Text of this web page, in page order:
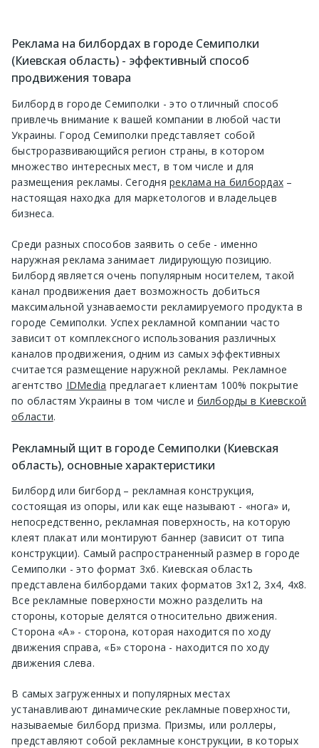
Реклама на билбордах в городе Семиполки
(Киевская область) - эффективный способ
продвижения товара
Билборд в городе Семиполки - это отличный способ
привлечь внимание к вашей компании в любой части
Украины. Город Семиполки представляет собой
быстроразвивающийся регион страны, в котором
множество интересных мест, в том числе и для
размещения рекламы. Сегодня реклама на билбордах –
настоящая находка для маркетологов и владельцев
бизнеса.
Среди разных способов заявить о себе - именно
наружная реклама занимает лидирующую позицию.
Билборд является очень популярным носителем, такой
канал продвижения дает возможность добиться
максимальной узнаваемости рекламируемого продукта в
городе Семиполки. Успех рекламной компании часто
зависит от комплексного использования различных
каналов продвижения, одним из самых эффективных
считается размещение наружной рекламы. Рекламное
агентство IDMedia предлагает клиентам 100% покрытие
по областям Украины в том числе и билборды в Киевской
области.
Рекламный щит в городе Семиполки (Киевская
область), основные характеристики
Билборд или бигборд – рекламная конструкция,
состоящая из опоры, или как еще называют - «нога» и,
непосредственно, рекламная поверхность, на которую
клеят плакат или монтируют баннер (зависит от типа
конструкции). Самый распространенный размер в городе
Семиполки - это формат 3х6. Киевская область
представлена билбордами таких форматов 3х12, 3х4, 4х8.
Все рекламные поверхности можно разделить на
стороны, которые делятся относительно движения.
Сторона «А» - сторона, которая находится по ходу
движения справа, «Б» сторона - находится по ходу
движения слева.
В самых загруженных и популярных местах
устанавливают динамические рекламные поверхности,
называемые билборд призма. Призмы, или роллеры,
представляют собой рекламные конструкции, в которых